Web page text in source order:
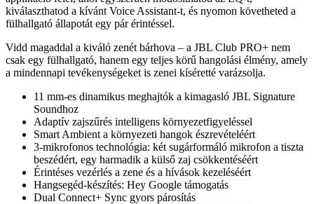
kiválaszthatod a kívánt Voice Assistant-t, és nyomon követheted a
fülhallgató állapotát egy pár érintéssel.
Vidd magaddal a kiváló zenét bárhova – a JBL Club PRO+ nem
csak egy fülhallgató, hanem egy teljes körű hangolási élmény, amely
a mindennapi tevékenységeket is zenei kíséretté varázsolja.
11 mm-es dinamikus meghajtók a kimagasló JBL Signature
Soundhoz
Adaptív zajszűrés intelligens környezetfigyeléssel
Smart Ambient a környezeti hangok észrevételéért
3-mikrofonos technológia: két sugárformáló mikrofon a tiszta
beszédért, egy harmadik a külső zaj csökkentéséért
Érintéses vezérlés a zene és a hívások kezeléséért
Hangsegéd-készítés: Hey Google támogatás
Dual Connect+ Sync gyors párosítás